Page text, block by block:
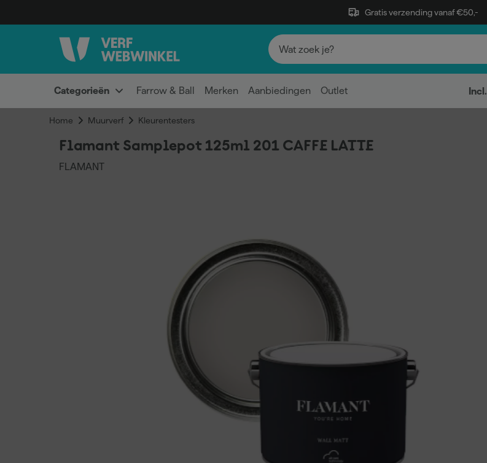
Gratis verzending vanaf €50,-
Categorieën Farrow & Ball Merken Aanbiedingen Outlet Incl.
Home Muurverf Kleurentesters
Flamant Samplepot 125ml 201 CAFFE LATTE
FLAMANT